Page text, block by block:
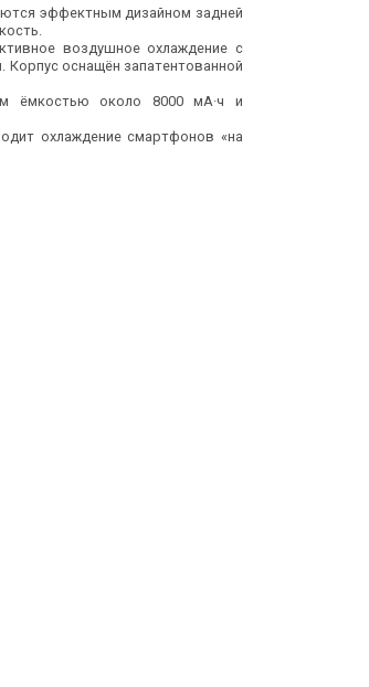
эффектным дизайном задней
воздушное охлаждение с
оснащён запатентованной
ёмкостью около 8000 мА·ч и
охлаждение смартфонов «на